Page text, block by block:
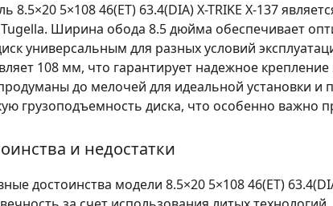
8.5×20 5×108 46(ET) 63.4(DIA) X-TRIKE X-137
Tugella. Ширина обода 8.5 дюйма обеспечивает
универсальным для разных условий
108 мм, что гарантирует надежное
до мелочей для идеальной установки и
грузоподъемность диска, что особенно важно
и недостатки
достоинства модели 8.5×20 5×108 46(ET)